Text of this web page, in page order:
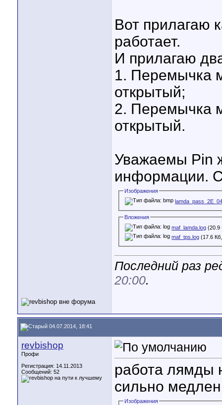
Вот прилагаю
работает.
И прилагаю
1. Перемычка
открытый;
2. Перемычка
открытый.
Уважаемы Pin
информации.
Изображения
Вложения
maf_lamda.log (20.9
maf_tps.log (17.6
Последний раз
20:00.
04.07.2014, 18:41
revbishop
Профи
Регистрация: 14.11.2013
Сообщений: 52
работа лямды
сильно
Изображения